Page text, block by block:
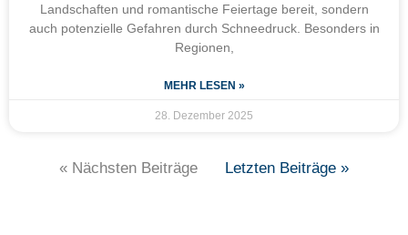
Landschaften und romantische Feiertage bereit, sondern
auch potenzielle Gefahren durch Schneedruck. Besonders in
Regionen,
MEHR LESEN »
28. Dezember 2025
« Nächsten Beiträge Letzten Beiträge »